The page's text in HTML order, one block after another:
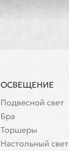
ОСВЕЩЕНИЕ
Подвесной свет
Бра
Торшеры
Настольный свет